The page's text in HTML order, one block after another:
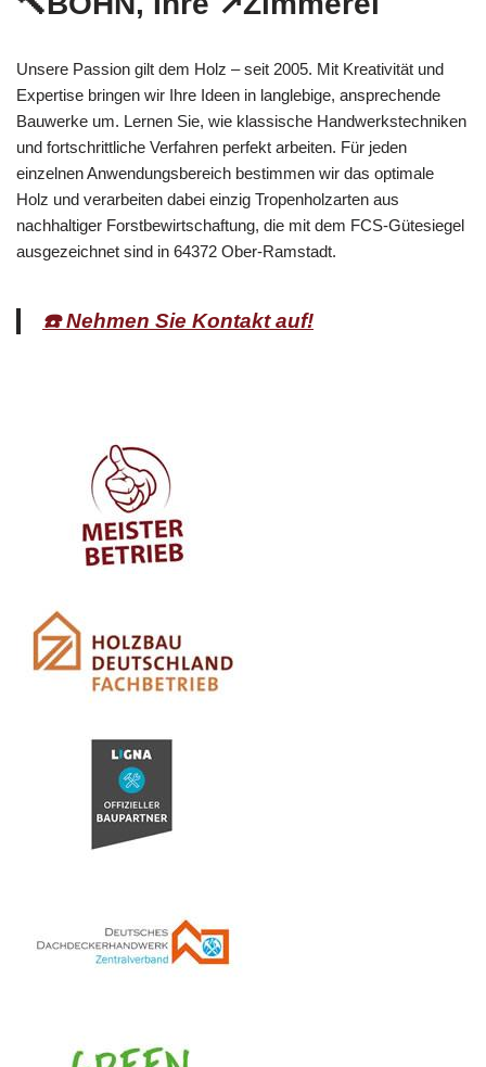
Unsere Passion gilt dem Holz – seit 2005. Mit Kreativität und
Expertise bringen wir Ihre Ideen in langlebige, ansprechende
Bauwerke um. Lernen Sie, wie klassische Handwerkstechniken
und fortschrittliche Verfahren perfekt arbeiten. Für jeden
einzelnen Anwendungsbereich bestimmen wir das optimale
Holz und verarbeiten dabei einzig Tropenholzarten aus
nachhaltiger Forstbewirtschaftung, die mit dem FCS-Gütesiegel
ausgezeichnet sind in 64372 Ober-Ramstadt.
☎️ Nehmen Sie Kontakt auf!